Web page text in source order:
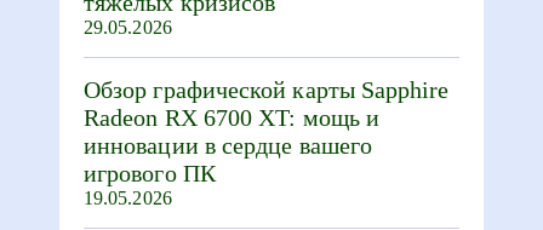
29.05.2026
Обзор графической карты Sapphire
Radeon RX 6700 XT: мощь и
инновации в сердце вашего
игрового ПК
19.05.2026